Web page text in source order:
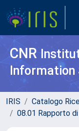
CNR
IRIS Catalogo
08.01 Rapporto